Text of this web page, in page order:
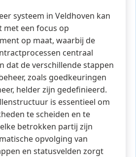
systeem in Veldhoven kan
een focus op
op maat, waarbij de
centraal
dat de verschillende stappen
zoals goedkeuringen
helder zijn gedefinieerd.
is essentieel om
te scheiden en te
betrokken partij zijn
opvolging van
en statusvelden zorgt